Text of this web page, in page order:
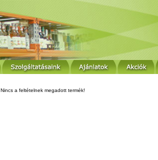
Nincs a feltételnek megadott termék!